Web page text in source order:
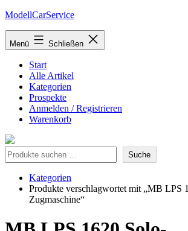
Zum
springen
ModellCarService
Menü Schließen
Start
Alle Artikel
Kategorien
Prospekte
Anmelden / Registrieren
Warenkorb
Suche Suche
Kategorien
Produkte verschlagwortet mit „MB LPS
Zugmaschine“